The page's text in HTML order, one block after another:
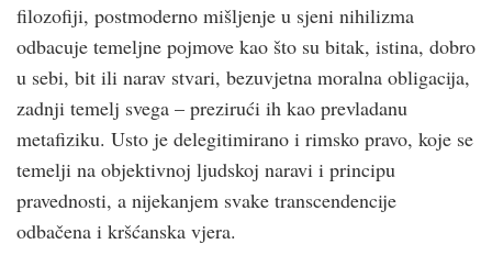
filozofiji, postmoderno mišljenje u sjeni nihilizma
odbacuje temeljne pojmove kao što su bitak, istina, dobro
u sebi, bit ili narav stvari, bezuvjetna moralna obligacija,
zadnji temelj svega – prezirući ih kao prevladanu
metafiziku. Usto je delegitimirano i rimsko pravo, koje se
temelji na objektivnoj ljudskoj naravi i principu
pravednosti, a nijekanjem svake transcendencije
odbačena i kršćanska vjera.